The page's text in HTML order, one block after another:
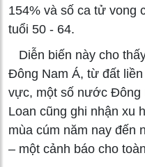
154% và số ca tử vong
tuổi 50 - 64.
Diễn biến này cho
Đông Nam Á, từ đất
vực, một số nước Đông
Loan cũng ghi nhận xu
mùa cúm năm nay đến
– một cảnh báo cho